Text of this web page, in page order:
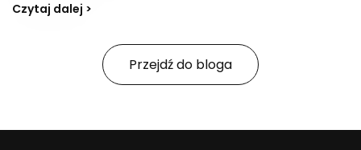
zależności od kompozycji bywają postrzegane jako
„bomba witaminowa” z witaminami z grupy B,
witaminą E i C. Jak tworzyć przepisy na smaczne,
zdrowe soki i na co zwracać uwagę, jeśli celem jest
toksyn?
Czytaj dalej >
Przejdź do bloga